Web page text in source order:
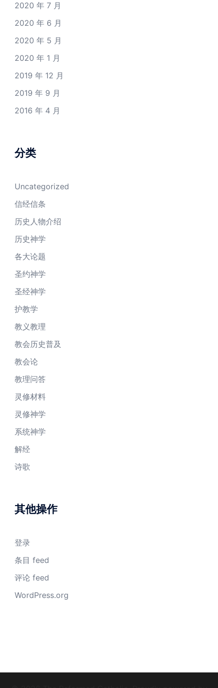
2020 年 7 月
2020 年 6 月
2020 年 5 月
2020 年 1 月
2019 年 12 月
2019 年 9 月
2016 年 4 月
分类
Uncategorized
信经信条
历史人物介绍
历史神学
各大论题
圣约神学
圣经神学
护教学
教义教理
教会历史普及
教会论
教理问答
灵修材料
灵修神学
系统神学
解经
诗歌
其他操作
登录
条目 feed
评论 feed
WordPress.org